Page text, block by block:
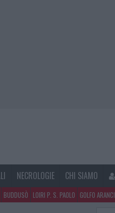
NECROLOGIE CHI SIAMO
BUDDUSÒ LOIRI P. S. PAOLO GOLFO ARANCI